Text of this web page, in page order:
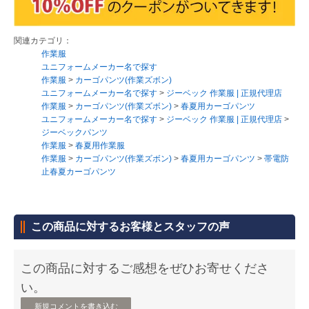
関連カテゴリ：
作業服
ユニフォームメーカー名で探す
作業服 > カーゴパンツ(作業ズボン)
ユニフォームメーカー名で探す > ジーベック 作業服 | 正規代理店
作業服 > カーゴパンツ(作業ズボン) > 春夏用カーゴパンツ
ユニフォームメーカー名で探す > ジーベック 作業服 | 正規代理店 >
ジーベックパンツ
作業服 > 春夏用作業服
作業服 > カーゴパンツ(作業ズボン) > 春夏用カーゴパンツ > 帯電防
止春夏カーゴパンツ
この商品に対するお客様とスタッフの声
この商品に対するご感想をぜひお寄せくださ
い。
新規コメントを書き込む